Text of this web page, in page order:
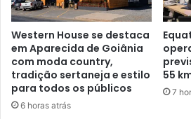
Western House se destaca
em Aparecida de Goiânia
com moda country,
tradição sertaneja e estilo
para todos os públicos
6 horas atrás
55
7